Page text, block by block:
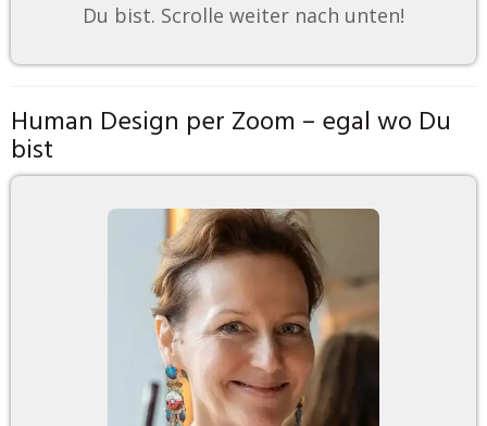
Du bist. Scrolle weiter nach unten!
Human Design per Zoom – egal wo Du
bist